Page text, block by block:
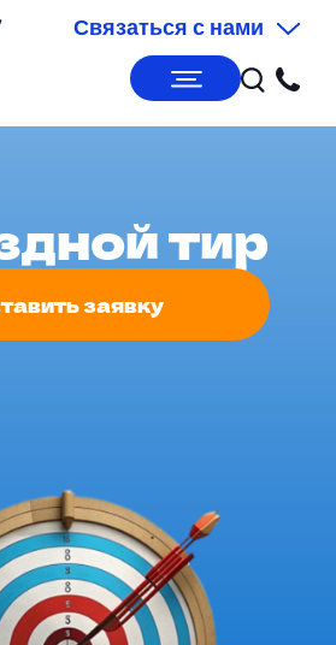
Связаться с нами
тир
заявку